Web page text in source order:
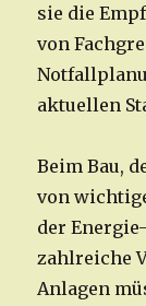
sie die
von
aktuellen
Beim Bau,
von
der
zahlreiche
Anlagen